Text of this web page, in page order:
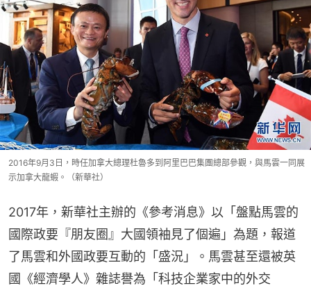
2016年9月3日，時任加拿大總理杜魯多到阿里巴巴集團總部參觀，與馬雲一同展
示加拿大龍蝦。（新華社）
2017年，新華社主辦的《參考消息》以「盤點馬雲的
國際政要『朋友圈』大國領袖見了個遍」為題，報道
了馬雲和外國政要互動的「盛況」。馬雲甚至還被英
國《經濟學人》雜誌譽為「科技企業家中的外交